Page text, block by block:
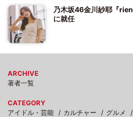
乃木坂46金川紗耶『
に就任
ARCHIVE
著者一覧
CATEGORY
アイドル・芸能
カルチャー グルメ